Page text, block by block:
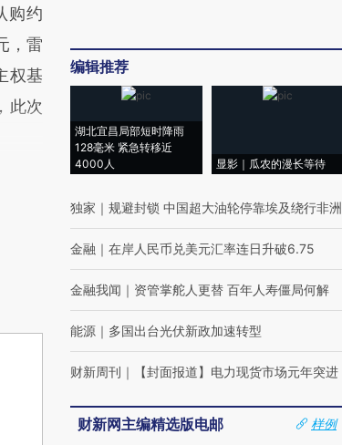
购约
，雷
权基
此次
编辑推荐
湖北宜昌局部短时降雨
128毫米 紧急转移近
4000人
显影｜瓜农的漫长等待
独家 ｜ 规避封锁 中国超大油轮停靠埃及绕行非洲
金融 ｜ 在岸人民币兑美元汇率连日升破6.75
金融我闻 ｜ 资管掌舵人更替 百年人寿僵局何解
能源 ｜ 多国出台光伏新政加速转型
财新周刊 ｜ 【封面报道】电力现货市场元年突进
财新网主编精选版电邮
样例